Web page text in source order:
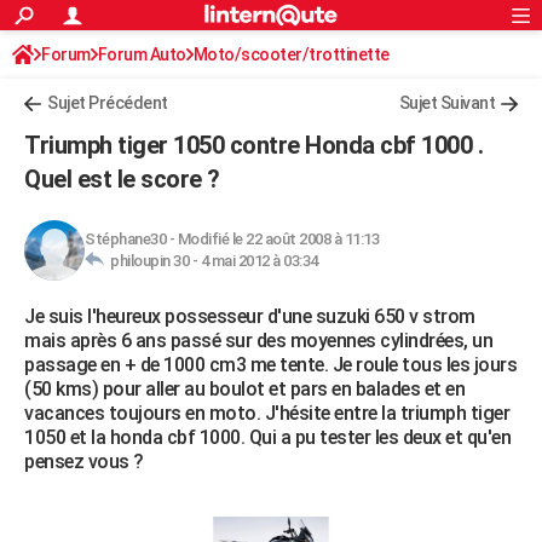
ACTUALITÉS
Politique
Société
Faits Divers
Education
Monde
Villes
+
Programme TV
TNTStreaming
Cinéma
Sorties cinéma
Musique
+FINANCE
Retraite
Impôts
Epargne
Immobilier
Risques naturels par ville
Banque
Assurance
Crédit
AUTO
Essais
Réserver un essai
Citadines
Berlines
SUV
Forum auto
+HIGH-TECH
Mobiles
Meilleur smartphone
Internet
Ordinateurs
Jeux vidéo
Guide high-tech
+BRICOLAGE
Forum
Aménagement intérieur
Extérieur
Cuisine
Salle de bains
Jardinage
Rangement
WEEK-END
Guides de France
Escapades
Patrimoine
Expositions
Musées
Week-end nature
+LIFESTYLE
Art de vivre
Bien-être
Loisirs
Mode
Modes de vie
SANTE
S'inscrire
Connexion
Forum Forum Auto Moto/scooter/trottinette
Sujet Précédent Sujet Suivant
Triumph tiger 1050 contre Honda cbf 1000 .
Quel est le score ?
Stéphane30- Modifié le 22 août 2008 à 11:13
philoupin 30 - 4 mai 2012 à 03:34
Je suis l'heureux possesseur d'une suzuki 650 v strom
mais après 6 ans passé sur des moyennes cylindrées, un
passage en + de 1000 cm3 me tente. Je roule tous les jours
(50 kms) pour aller au boulot et pars en balades et en
vacances toujours en moto. J'hésite entre la triumph tiger
1050 et la honda cbf 1000. Qui a pu tester les deux et qu'en
pensez vous ?